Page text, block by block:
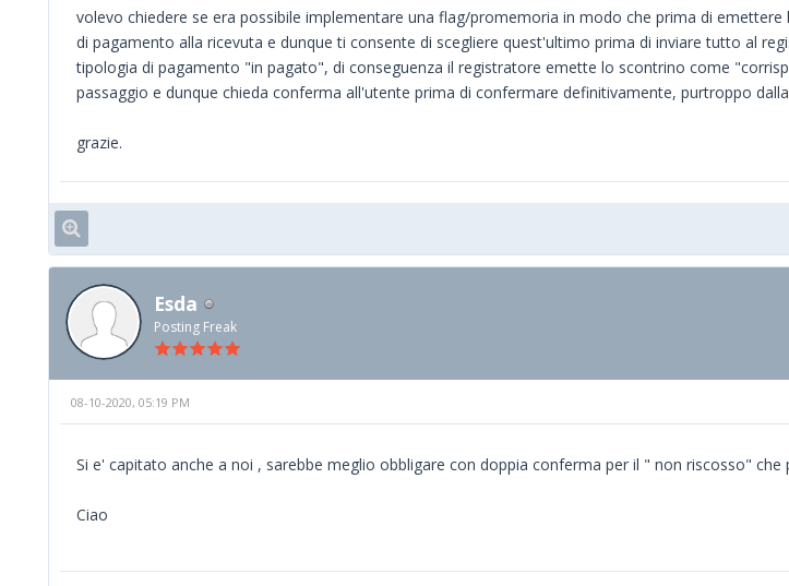
volevo chiedere se era possibile implementare una flag/promemoria in modo che prima di
di pagamento alla ricevuta e dunque ti consente di scegliere quest'ultimo prima di inviare tutto al
tipologia di pagamento "in pagato", di conseguenza il registratore emette lo scontrino come
passaggio e dunque chieda conferma all'utente prima di confermare definitivamente, purtroppo
grazie.
Esda
Posting Freak
08-10-2020, 05:19 PM
Si e' capitato anche a noi , sarebbe meglio obbligare con doppia conferma per il " non riscosso"
Ciao